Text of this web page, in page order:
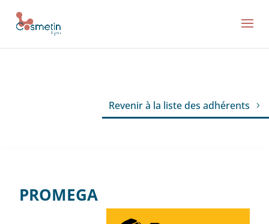
Revenir à la liste des adhérents
PROMEGA